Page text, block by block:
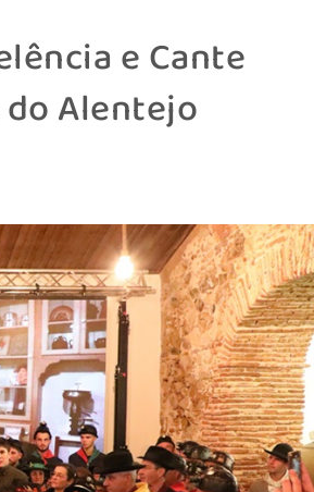
e Cante
Alentejo